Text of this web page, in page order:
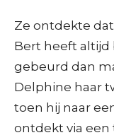
Ze ontdekte dat
Bert heeft altijd
gebeurd dan
Delphine haar
toen hij naar
ontdekt via een